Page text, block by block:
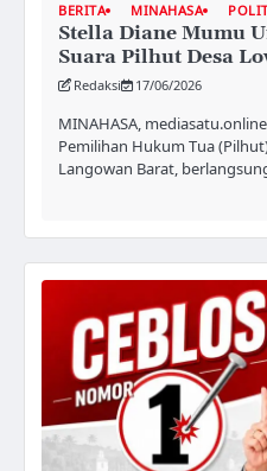
BERITA MINAHASA
Stella Diane Mumu
Suara Pilhut Desa
Redaksi 17/06/2026
MINAHASA,
Pemilihan Hukum Tua
Langowan Barat,